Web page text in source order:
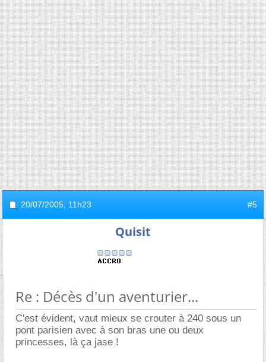
20/07/2005, 11h23 #5
Quisit
Re : Décès d'un aventurier...
C'est évident, vaut mieux se crouter à 240 sous un
pont parisien avec à son bras une ou deux
princesses, là ça jase !